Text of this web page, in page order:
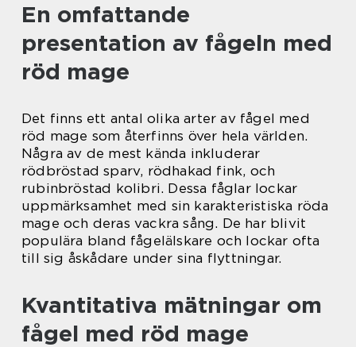
En omfattande
presentation av fågeln med
röd mage
Det finns ett antal olika arter av fågel med
röd mage som återfinns över hela världen.
Några av de mest kända inkluderar
rödbröstad sparv, rödhakad fink, och
rubinbröstad kolibri. Dessa fåglar lockar
uppmärksamhet med sin karakteristiska röda
mage och deras vackra sång. De har blivit
populära bland fågelälskare och lockar ofta
till sig åskådare under sina flyttningar.
Kvantitativa mätningar om
fågel med röd mage